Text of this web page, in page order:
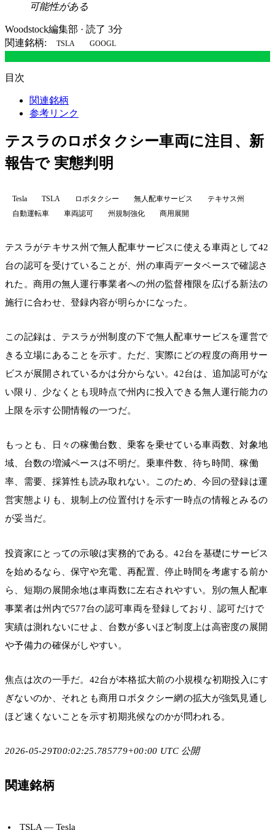
可能性がある
Woodstock編集部 · 読了 3分
関連銘柄:
TSLA GOOGL
目次
関連銘柄
参考リンク
テスラのロボタクシー車両に注目、新
報告で 実態判明
Tesla TSLA ロボタクシー 無人配車サービス
テキサス州
自動運転車
車両認可 州規制強化 商用展開
テスラがテキサス州で無人配車サービスに使える車両として42
台の認可を受けていることが、州の車両データベースで確認さ
れた。商用の無人運行事業者への州の監督権限を広げる新法の
施行に合わせ、登録内容が明らかになった。
この記録は、テスラが州制度の下で無人配車サービスを運営で
きる立場にあることを示す。ただ、実際にどの程度の商用サー
ビスが展開されているかは分からない。42台は、追加認可がな
い限り、少なくとも現時点で州内に投入できる無人運行能力の
上限を示す公開情報の一つだ。
もっとも、日々の稼働台数、乗客を乗せている車両数、対象地
域、台数の増減ペースは不明だ。乗車件数、待ち時間、稼働
率、需要、採算性も読み取れない。このため、今回の登録は運
営実態よりも、規制上の位置付けを示す一時点の情報とみるの
が妥当だ。
投資家にとっての示唆は実務的である。42台を基礎にサービス
を始めるなら、保守や充電、再配置、停止時間を考慮する前か
ら、短期の展開余地は車両数に左右されやすい。別の無人配車
事業者は州内で577台の認可車両を登録しており、認可だけで
実績は測れないにせよ、台数が多いほど制度上は高密度の展開
や予備力の確保がしやすい。
焦点は次の一手だ。42台が本格拡大前の小規模な初期投入にす
ぎないのか、それとも商用ロボタクシー網の拡大が強気見通し
ほど速くないことを示す初期兆候なのかが問われる。
2026-05-29T00:02:25.785779+00:00 UTC 公開
関連銘柄
TSLA— Tesla